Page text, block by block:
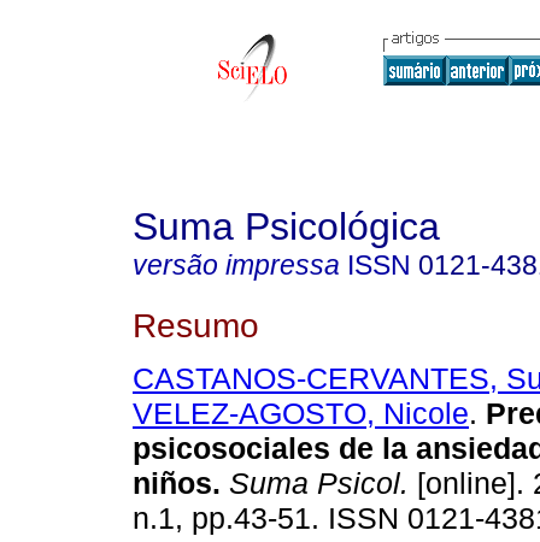
Suma Psicológica
versão impressa ISSN 0121-
Resumo
CASTANOS-CERVANTES,
VELEZ-AGOSTO, Nicole.
psicosociales de la
niños. Suma Psicol. [online].
n.1, pp.43-51. ISSN 0121-